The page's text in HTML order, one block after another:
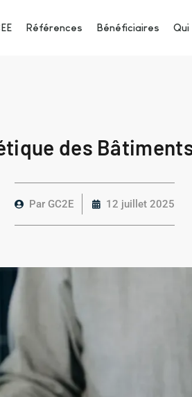
Références Bénéficiaires Qui
des
ParGC2E 12 juillet 2025